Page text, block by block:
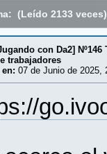
(Leído 2133 veces)
con Da2]
trabajadores
en: 07 de Junio de 2025,